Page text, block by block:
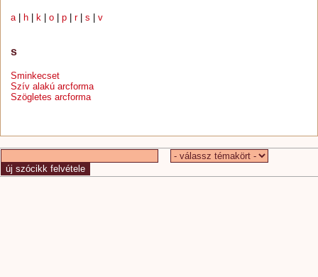
a| h k |o |p |r|s |v
s
Sminkecset
Szív alakú arcforma
Szögletes arcforma